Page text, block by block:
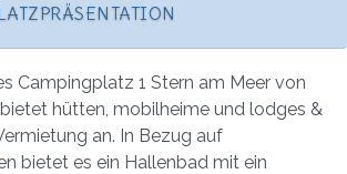
Campingplatz 1 Stern am Meer von
hütten, mobilheime und lodges &
an. In Bezug auf
bietet es ein Hallenbad mit ein